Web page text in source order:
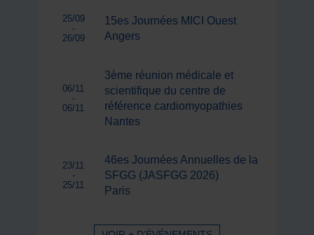
25/09
-
26/09
15es Journées MICI Ouest
Angers
06/11
-
06/11
3ème réunion médicale et
scientifique du centre de
référence cardiomyopathies
Nantes
23/11
-
25/11
46es Journées Annuelles de la
SFGG (JASFGG 2026)
Paris